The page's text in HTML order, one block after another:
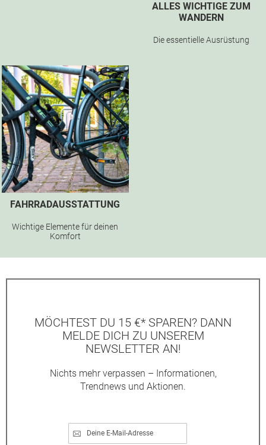
ALLES WICHTIGE ZUM
WANDERN
Die essentielle Ausrüstung
FAHRRADAUSSTATTUNG
Wichtige Elemente für deinen
Komfort
MÖCHTEST DU 15 €* SPAREN? DANN
MELDE DICH ZU UNSEREM
NEWSLETTER AN!
Nichts mehr verpassen – Informationen,
Trendnews und Aktionen.